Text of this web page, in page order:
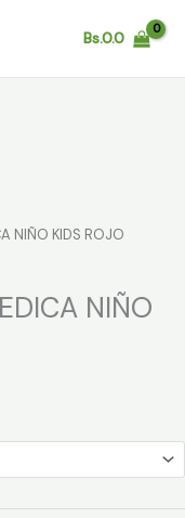
Bs.0.0
NIÑO KIDS ROJO
NIÑO